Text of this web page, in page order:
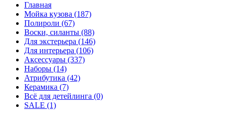
Главная
Мойка кузова (187)
Полироли (67)
Воски, силанты (88)
Для экстерьера (146)
Для интерьера (106)
Аксессуары (337)
Наборы (14)
Атрибутика (42)
Керамика (7)
Всё для детейлинга (0)
SALE (1)